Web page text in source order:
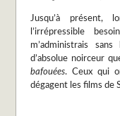
Jusqu’à présent,
l’irrépressible
m’administrais
d’absolue noirceur
bafouées. Ceux qui
dégagent les films de